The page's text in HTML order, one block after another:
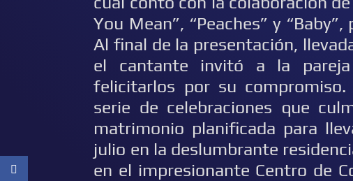
You Mean”, “Peaches” y
Al final de la presentación,
el cantante invitó a la
felicitarlos por su
serie de celebraciones que
matrimonio planificada para
julio en la deslumbrante
en el impresionante Centro de